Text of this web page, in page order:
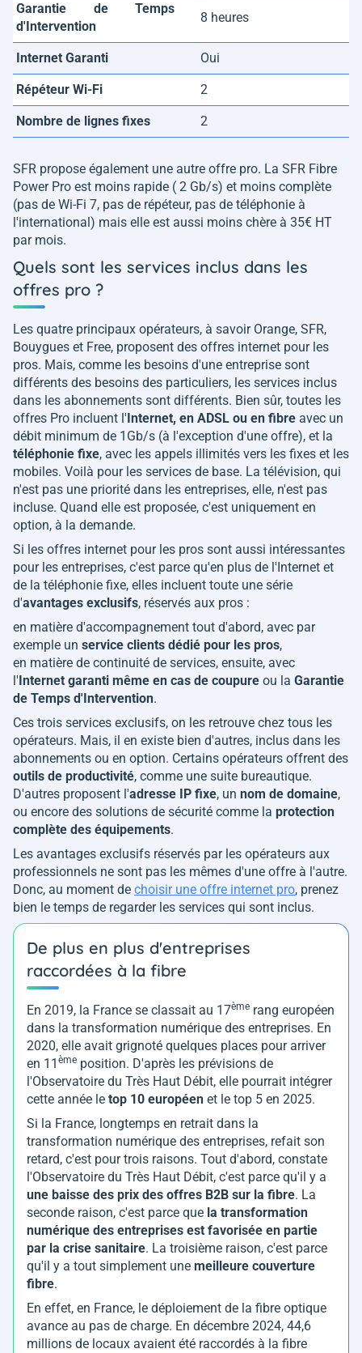
Garantie de Temps
d'Intervention
8 heures
Internet Garanti Oui
Répéteur Wi-Fi 2
Nombre de lignes fixes 2
SFR propose également une autre offre pro. La SFR Fibre
Power Pro est moins rapide ( 2 Gb/s) et moins complète
(pas de Wi-Fi 7, pas de répéteur, pas de téléphonie à
l'international) mais elle est aussi moins chère à 35€ HT
par mois.
Quels sont les services inclus dans les
offres pro ?
Les quatre principaux opérateurs, à savoir Orange, SFR,
Bouygues et Free, proposent des offres internet pour les
pros. Mais, comme les besoins d'une entreprise sont
différents des besoins des particuliers, les services inclus
dans les abonnements sont différents. Bien sûr, toutes les
offres Pro incluent l' Internet, en ADSL ou en fibre avec un
débit minimum de 1Gb/s (à l'exception d'une offre), et la
téléphonie fixe, avec les appels illimités vers les fixes et les
mobiles. Voilà pour les services de base. La télévision, qui
n'est pas une priorité dans les entreprises, elle, n'est pas
incluse. Quand elle est proposée, c'est uniquement en
option, à la demande.
Si les offres internet pour les pros sont aussi intéressantes
pour les entreprises, c'est parce qu'en plus de l'Internet et
de la téléphonie fixe, elles incluent toute une série
d'avantages exclusifs, réservés aux pros :
en matière d'accompagnement tout d'abord, avec par
exemple un service clients dédié pour les pros,
en matière de continuité de services, ensuite, avec
l' Internet garanti même en cas de coupure ou la Garantie
de Temps d'Intervention.
Ces trois services exclusifs, on les retrouve chez tous les
opérateurs. Mais, il en existe bien d'autres, inclus dans les
abonnements ou en option. Certains opérateurs offrent des
outils de productivité, comme une suite bureautique.
D'autres proposent l'adresse IP fixe, un nom de domaine,
ou encore des solutions de sécurité comme la protection
complète des équipements.
Les avantages exclusifs réservés par les opérateurs aux
professionnels ne sont pas les mêmes d'une offre à l'autre.
Donc, au moment de choisir une offre internet pro, prenez
bien le temps de regarder les services qui sont inclus.
De plus en plus d'entreprises
raccordées à la fibre
En 2019, la France se classait au 17ème rang européen
dans la transformation numérique des entreprises. En
2020, elle avait grignoté quelques places pour arriver
en 11 ème position. D'après les prévisions de
l'Observatoire du Très Haut Débit, elle pourrait intégrer
cette année le top 10 européen et le top 5 en 2025.
Si la France, longtemps en retrait dans la
transformation numérique des entreprises, refait son
retard, c'est pour trois raisons. Tout d'abord, constate
l'Observatoire du Très Haut Débit, c'est parce qu'il y a
une baisse des prix des offres B2B sur la fibre. La
seconde raison, c'est parce que la transformation
numérique des entreprises est favorisée en partie
par la crise sanitaire. La troisième raison, c'est parce
qu'il y a tout simplement une meilleure couverture
fibre.
En effet, en France, le déploiement de la fibre optique
avance au pas de charge. En décembre 2024, 44,6
millions de locaux avaient été raccordés à la fibre